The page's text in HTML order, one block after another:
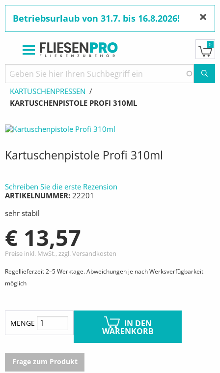
zum
Inhalt
Betriebsurlaub von 31.7. bis 16.8.2026! ×
0
Pfadnavigation
STARTSEITE PRODUKTE
WERKZEUGE
KARTUSCHENPRESSEN
AKTUELL:
KARTUSCHENPISTOLE PROFI 310ML
Kartuschenpistole Profi 310ml
Schreiben Sie die erste Rezension
ARTIKELNUMMER 22201
sehr stabil
€ 13,57
Preise inkl. MwSt., zzgl. Versandkosten
Regellieferzeit 2–5 Werktage. Abweichungen je nach Werksverfügbarkeit
möglich
MENGE IN DEN
WARENKORB
Frage zum Produkt